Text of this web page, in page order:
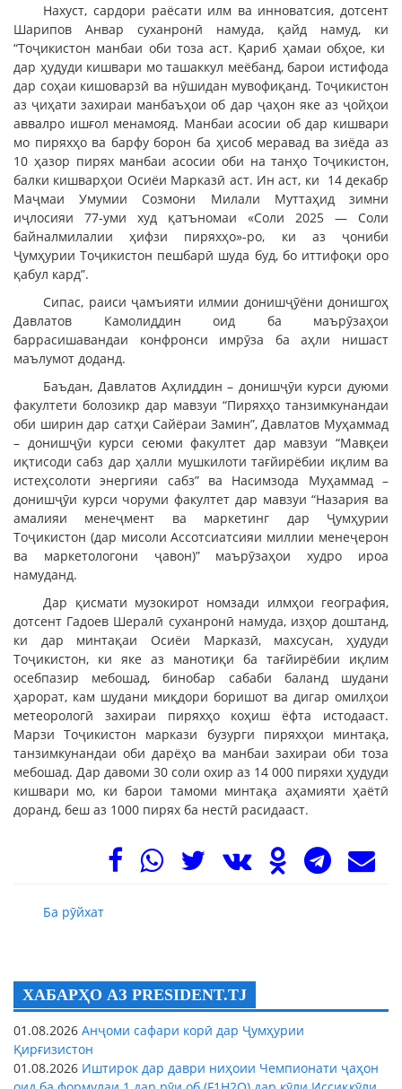
Нахуст, сардори раёсати илм ва инноватсия, дотсент
Шарипов Анвар суханронӣ намуда, қайд намуд, ки
“Тоҷикистон манбаи оби тоза аст. Қариб ҳамаи обҳое, ки
дар ҳудуди кишвари мо ташаккул меёбанд, барои истифода
дар соҳаи кишоварзӣ ва нӯшидан мувофиқанд. Тоҷикистон
аз ҷиҳати захираи манбаъҳои об дар ҷаҳон яке аз ҷойҳои
аввалро ишғол менамояд. Манбаи асосии об дар кишвари
мо пиряхҳо ва барфу борон ба ҳисоб меравад ва зиёда аз
10 ҳазор пирях манбаи асосии оби на танҳо Тоҷикистон,
балки кишварҳои Осиёи Марказӣ аст. Ин аст, ки 14 декабр
Маҷмаи Умумии Созмони Милали Муттаҳид зимни
иҷлосияи 77-уми худ қатъномаи «Соли 2025 — Соли
байналмилалии ҳифзи пиряхҳо»-ро, ки аз ҷониби
Ҷумҳурии Тоҷикистон пешбарӣ шуда буд, бо иттифоқи оро
қабул кард”.
Сипас, раиси ҷамъияти илмии донишҷӯёни донишгоҳ
Давлатов Камолиддин оид ба маърӯзаҳои
баррасишавандаи конфронси имрӯза ба аҳли нишаст
маълумот доданд.
Баъдан, Давлатов Аҳлиддин – донишҷӯи курси дуюми
факултети болозикр дар мавзуи “Пиряхҳо танзимкунандаи
оби ширин дар сатҳи Сайёраи Замин”, Давлатов Муҳаммад
– донишҷӯи курси сеюми факултет дар мавзуи “Мавқеи
иқтисоди сабз дар ҳалли мушкилоти тағйирёбии иқлим ва
истеҳсолоти энергияи сабз” ва Насимзода Муҳаммад –
донишҷӯи курси чоруми факултет дар мавзуи “Назария ва
амалияи менеҷмент ва маркетинг дар Ҷумҳурии
Тоҷикистон (дар мисоли Ассотсиатсияи миллии менеҷерон
ва маркетологони ҷавон)” маърӯзаҳои худро ироа
намуданд.
Дар қисмати музокирот номзади илмҳои география,
дотсент Гадоев Шералӣ суханронӣ намуда, изҳор доштанд,
ки дар минтақаи Осиёи Марказӣ, махсусан, ҳудуди
Тоҷикистон, ки яке аз манотиқи ба тағйирёбии иқлим
осебпазир мебошад, бинобар сабаби баланд шудани
ҳарорат, кам шудани миқдори боришот ва дигар омилҳои
метеорологӣ захираи пиряхҳо коҳиш ёфта истодааст.
Марзи Тоҷикистон маркази бузурги пиряхҳои минтақа,
танзимкунандаи оби дарёҳо ва манбаи захираи оби тоза
мебошад. Дар давоми 30 соли охир аз 14 000 пиряхи ҳудуди
кишвари мо, ки барои тамоми минтақа аҳамияти ҳаётӣ
доранд, беш аз 1000 пирях ба нестӣ расидааст.
Ба рӯйхат
ХАБАРҲО АЗ PRESIDENT.TJ
01.08.2026 Анҷоми сафари корӣ дар Ҷумҳурии
Қирғизистон
01.08.2026 Иштирок дар даври ниҳоии Чемпионати ҷаҳон